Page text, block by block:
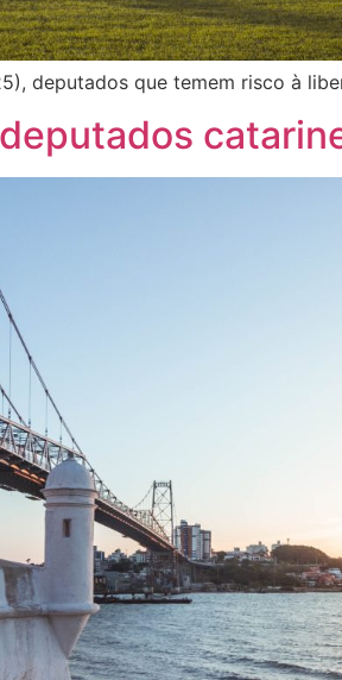
deputados que temem risco à